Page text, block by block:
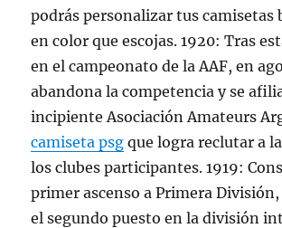
podrás personalizar tus camisetas
en color que escojas. 1920: Tras
en el campeonato de la AAF, en
abandona la competencia y se
incipiente Asociación Amateurs
camiseta psg que logra reclutar a
los clubes participantes. 1919:
primer ascenso a Primera
el segundo puesto en la división